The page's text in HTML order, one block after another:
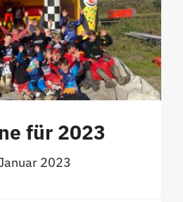
für 2023
2023